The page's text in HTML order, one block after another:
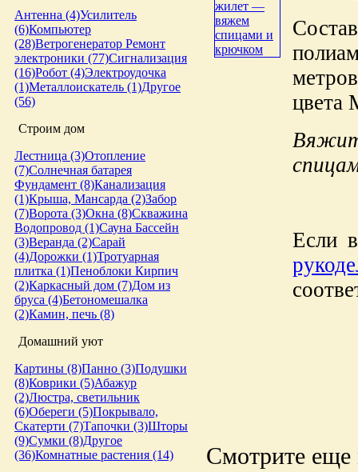
Антенна (4)Усилитель
(6)Компьютер
(28)Ветрогенератор Ремонт
электроники (77)Сигнализация
(16)Робот (4)Электроудочка
(1)Металлоискатель (1)Другое
(56)
Строим дом
Лестница (3)Отопление
(7)Солнечная батарея
Фундамент (8)Канализация
(1)Крыша, Мансарда (2)Забор
(7)Ворота (3)Окна (8)Скважина
Водопровод (1)Сауна Бассейн
(3)Веранда (2)Сарай
(4)Дорожки (1)Тротуарная
плитка (1)Пеноблоки Кирпич
(2)Каркасный дом (7)Дом из
бруса (4)Бетономешалка
(2)Камин, печь (8)
Домашний уют
Картины (8)Панно (3)Подушки
(8)Коврики (5)Абажур
(2)Люстра, светильник
(6)Обереги (5)Покрывало,
Скатерти (7)Тапочки (3)Шторы
(9)Сумки (8)Другое
(36)Комнатные растения (14)
цвета
Если
Смотрите еще